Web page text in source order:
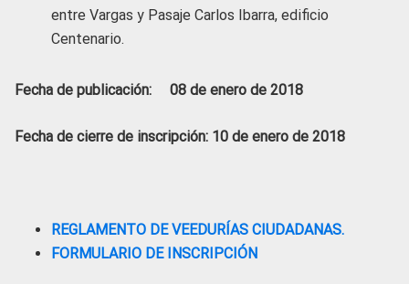
entre Vargas y Pasaje Carlos Ibarra, edificio
Centenario.
Fecha de publicación: 08 de enero de 2018
Fecha de cierre de inscripción: 10 de enero de 2018
REGLAMENTO DE VEEDURÍAS CIUDADANAS.
FORMULARIO DE INSCRIPCIÓN